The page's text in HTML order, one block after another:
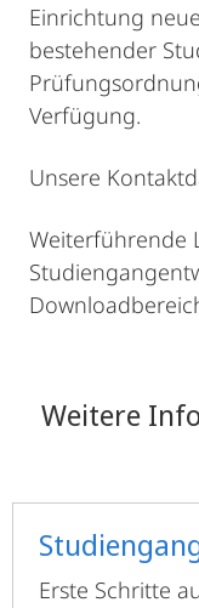
Einrichtung
bestehender
Verfügung.
Unsere
Weiterführende
Weitere
Erste Schritte